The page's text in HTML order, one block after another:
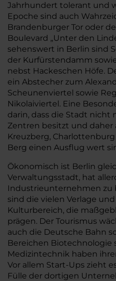
Jahrhundert tolerant und
Epoche sind auch
Brandenburger Tor oder
Boulevard „Unter den
sehenswert in Berlin sind
der Kurfürstendamm
nebst Hackeschen Höfe.
ein Abstecher zum
Scheunenviertel sowie
Nikolaiviertel. Eine
darin, dass die Stadt nicht
Zentren besitzt und daher
Kreuzberg,
Berg einen Ausflug wert
Ökonomisch ist Berlin
Verwaltungsstadt, hat
Industrieunternehmen zu
sind die vielen Verlage
Kulturbereich, die
prägen. Der Tourismus
auch die Deutsche Bahn
Bereichen Biotechnologie
Medizintechnik haben
Vor allem Start-Ups zieht
Fülle der dortigen